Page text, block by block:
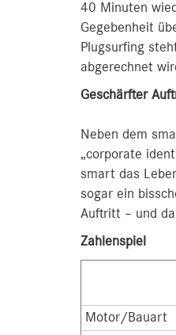
40 Minuten
Gegebenheit
Plugsurfing
abgerechnet
Geschärfter
Neben dem
„corporate
smart das
sogar ein
Auftritt – und
Zahlenspiel
Motor/Bauart